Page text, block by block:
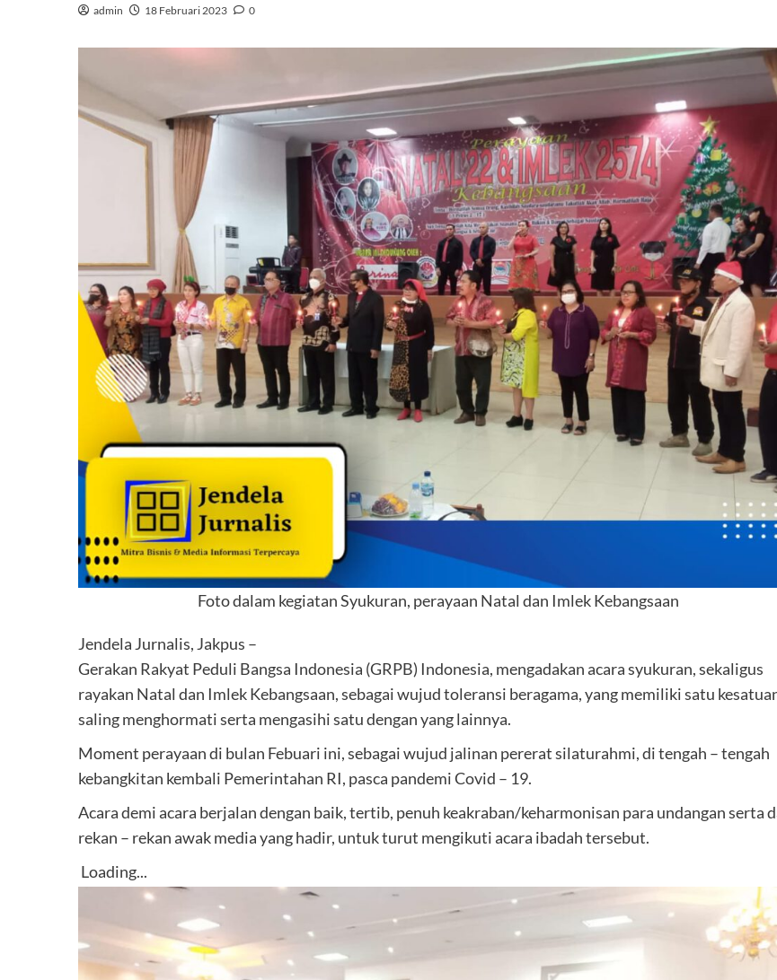
admin 18 Februari 2023 0
Foto dalam kegiatan Syukuran, perayaan Natal dan Imlek Kebangsaan
Jendela Jurnalis, Jakpus –
Gerakan Rakyat Peduli Bangsa Indonesia (GRPB) Indonesia, mengadakan acara syukuran, sekaligus
rayakan Natal dan Imlek Kebangsaan, sebagai wujud toleransi beragama, yang memiliki satu
saling menghormati serta mengasihi satu dengan yang lainnya.
Moment perayaan di bulan Febuari ini, sebagai wujud jalinan pererat silaturahmi, di tengah – tengah
kebangkitan kembali Pemerintahan RI, pasca pandemi Covid – 19.
Acara demi acara berjalan dengan baik, tertib, penuh keakraban/keharmonisan para undangan serta
rekan – rekan awak media yang hadir, untuk turut mengikuti acara ibadah tersebut.
Loading...